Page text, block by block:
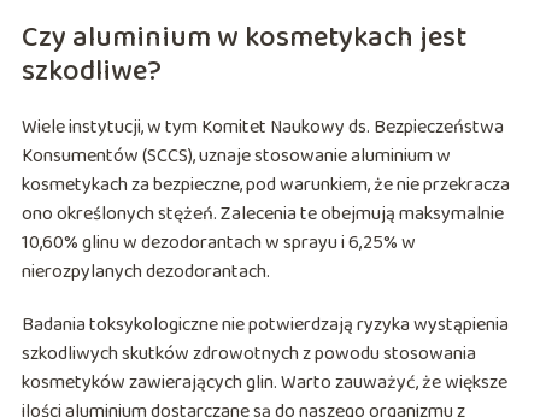
Czy aluminium w kosmetykach jest
szkodliwe?
Wiele instytucji, w tym Komitet Naukowy ds. Bezpieczeństwa
Konsumentów (SCCS), uznaje stosowanie aluminium w
kosmetykach za bezpieczne, pod warunkiem, że nie przekracza
ono określonych stężeń. Zalecenia te obejmują maksymalnie
10,60% glinu w dezodorantach w sprayu i 6,25% w
nierozpylanych dezodorantach.
Badania toksykologiczne nie potwierdzają ryzyka wystąpienia
szkodliwych skutków zdrowotnych z powodu stosowania
kosmetyków zawierających glin. Warto zauważyć, że większe